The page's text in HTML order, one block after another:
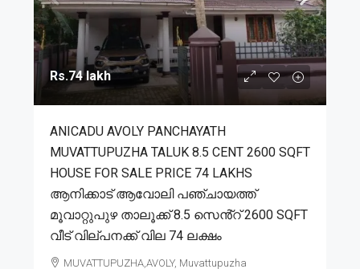
Rs.74 lakh
ANICADU AVOLY PANCHAYATH
MUVATTUPUZHA TALUK 8.5 CENT 2600 SQFT
HOUSE FOR SALE PRICE 74 LAKHS
ആനിക്കാട് ആവോലി പഞ്ചായത്ത്
മൂവാറ്റുപുഴ താലൂക്ക് 8.5 സെൻ്റ് 2600 SQFT
വീട് വില്പനക്ക് വില 74 ലക്ഷം
MUVATTUPUZHA,AVOLY, Muvattupuzha